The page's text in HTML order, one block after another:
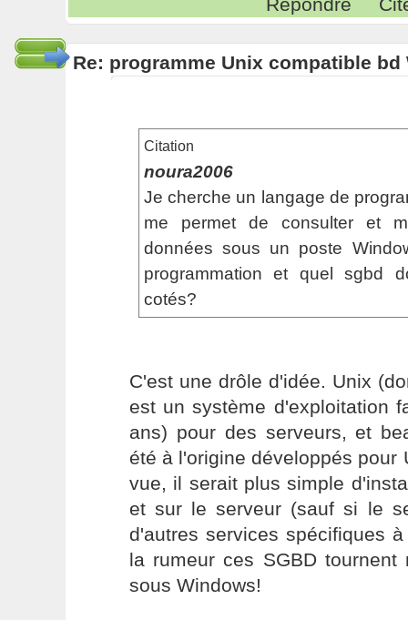
Re: programme Unix compatible bd
Citation
noura2006
Je cherche un langage de
me permet de consulter et
données sous un poste
programmation et quel sgbd
cotés?
C'est une drôle d'idée. Unix
est un système d'exploitation
ans) pour des serveurs, et
été à l'origine développés pour
vue, il serait plus simple
et sur le serveur (sauf si le
d'autres services spécifiques
la rumeur ces SGBD
sous Windows!